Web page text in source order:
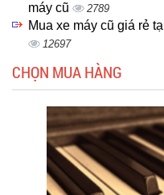
máy cũ
2789
Mua xe máy cũ giá rẻ
12697
CHỌN MUA HÀNG